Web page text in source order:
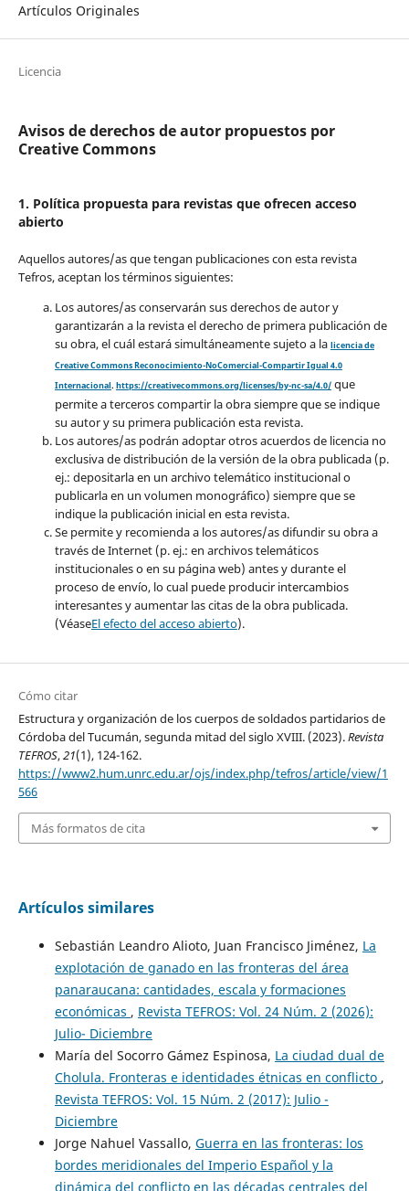
Artículos Originales
Licencia
Avisos de derechos de autor propuestos por
Creative Commons
1. Política propuesta para revistas que ofrecen acceso
abierto
Aquellos autores/as que tengan publicaciones con esta revista
Tefros, aceptan los términos siguientes:
Los autores/as conservarán sus derechos de autor y
garantizarán a la revista el derecho de primera publicación de
su obra, el cuál estará simultáneamente sujeto a la licencia de
Creative Commons Reconocimiento-NoComercial-Compartir Igual 4.0
Internacional. https://creativecommons.org/licenses/by-nc-sa/4.0/que
permite a terceros compartir la obra siempre que se indique
su autor y su primera publicación esta revista.
Los autores/as podrán adoptar otros acuerdos de licencia no
exclusiva de distribución de la versión de la obra publicada (p.
ej.: depositarla en un archivo telemático institucional o
publicarla en un volumen monográfico) siempre que se
indique la publicación inicial en esta revista.
Se permite y recomienda a los autores/as difundir su obra a
través de Internet (p. ej.: en archivos telemáticos
institucionales o en su página web) antes y durante el
proceso de envío, lo cual puede producir intercambios
interesantes y aumentar las citas de la obra publicada.
(VéaseEl efecto del acceso abierto).
Cómo citar
Estructura y organización de los cuerpos de soldados partidarios de
Córdoba del Tucumán, segunda mitad del siglo XVIII. (2023).Revista
TEFROS,21(1), 124-162.
https://www2.hum.unrc.edu.ar/ojs/index.php/tefros/article/view/1
566
Más formatos de cita
Artículos similares
Sebastián Leandro Alioto, Juan Francisco Jiménez, La
explotación de ganado en las fronteras del área
panaraucana: cantidades, escala y formaciones
económicas , Revista TEFROS: Vol. 24 Núm. 2 (2026):
Julio- Diciembre
María del Socorro Gámez Espinosa, La ciudad dual de
Cholula. Fronteras e identidades étnicas en conflicto ,
Revista TEFROS: Vol. 15 Núm. 2 (2017): Julio -
Diciembre
Jorge Nahuel Vassallo, Guerra en las fronteras: los
bordes meridionales del Imperio Español y la
dinámica del conflicto en las décadas centrales del